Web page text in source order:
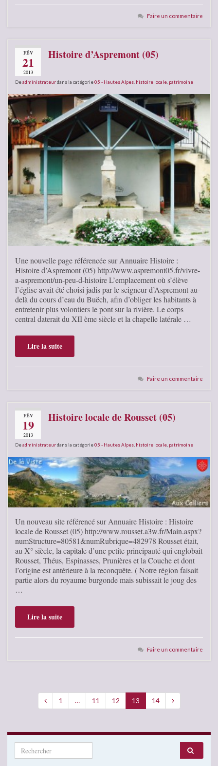
Faire un commentaire
FÉV
21
2013
Histoire d’Aspremont (05)
Deadministrateurdans la catégorie05 - Hautes Alpes histoire locale patrimoine
Une nouvelle page référencée sur Annuaire Histoire :
Histoire d’Aspremont (05) http://www.aspremont05.fr/vivre-
a-aspremont/un-peu-d-histoire L’emplacement où s’élève
l’église avait été choisi jadis par le seigneur d’Aspremont au-
delà du cours d’eau du Buëch, afin d’obliger les habitants à
entretenir plus volontiers le pont sur la rivière. Le corps
central daterait du XII ème siècle et la chapelle latérale …
Lire la suite
Faire un commentaire
FÉV
19
2013
Histoire locale de Rousset (05)
Deadministrateurdans la catégorie05 - Hautes Alpes histoire locale patrimoine
Un nouveau site référencé sur Annuaire Histoire : Histoire
locale de Rousset (05) http://www.rousset.a3w.fr/Main.aspx?
numStructure=80581&numRubrique=482978 Rousset était,
au X° siècle, la capitale d’une petite principauté qui englobait
Rousset, Théus, Espinasses, Prunières et la Couche et dont
l’origine est antérieure à la reconquête. ( Notre région faisait
partie alors du royaume burgonde mais subissait le joug des
…
Lire la suite
Faire un commentaire
1 … 11 12 13 14
Search for: